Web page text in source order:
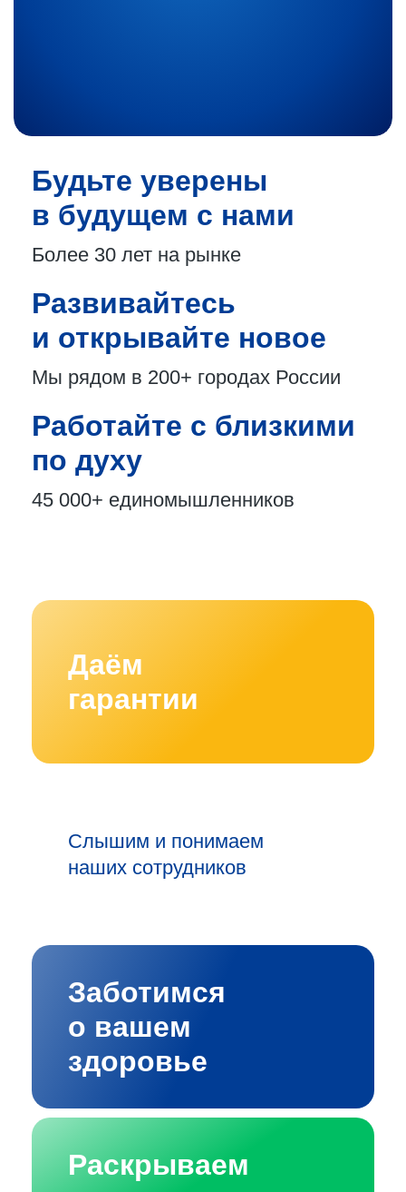
Будьте уверены
в будущем с нами
Более 30 лет на рынке
Развивайтесь
и открывайте новое
Мы рядом в 200+ городах России
Работайте с близкими
по духу
45 000+ единомышленников
Даём
гарантии
Слышим и понимаем
наших сотрудников
Заботимся
о вашем
здоровье
Раскрываем